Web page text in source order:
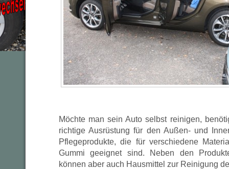
Möchte man sein Auto selbst reinigen,
richtige Ausrüstung für den Außen- und
Pflegeprodukte, die für verschiedene
Gummi geeignet sind. Neben den
können aber auch Hausmittel zur Reinigung